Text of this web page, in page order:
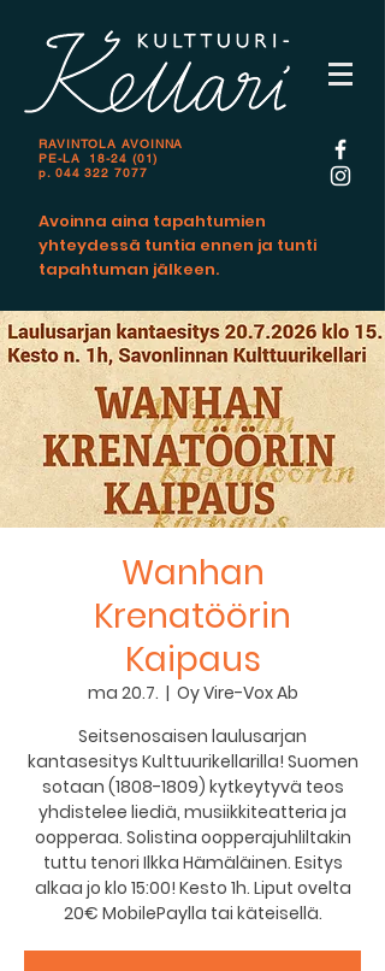
RAVINTOLA AVOINNA
PE-LA 18-24 (01)
p. 044 322 7077
Avoinna aina tapahtumien
yhteydessä tuntia ennen ja tunti
tapahtuman jälkeen.
Wanhan
Krenatöörin
Kaipaus
ma 20.7.
  |
Oy Vire-Vox Ab
Seitsenosaisen laulusarjan
kantasesitys Kulttuurikellarilla! Suomen
sotaan (1808-1809) kytkeytyvä teos
yhdistelee liediä, musiikkiteatteria ja
oopperaa. Solistina oopperajuhliltakin
tuttu tenori Ilkka Hämäläinen. Esitys
alkaa jo klo 15:00! Kesto 1h. Liput ovelta
20€ MobilePaylla tai käteisellä.